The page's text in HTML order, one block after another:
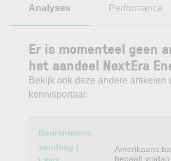
Analyses Performance
Er is momenteel geen
het aandeel NextEra
Bekijk ook deze andere artikelen
kennisportaal:
Category
Beursnieuws
vandaag |
Amerikaans
bepaalt